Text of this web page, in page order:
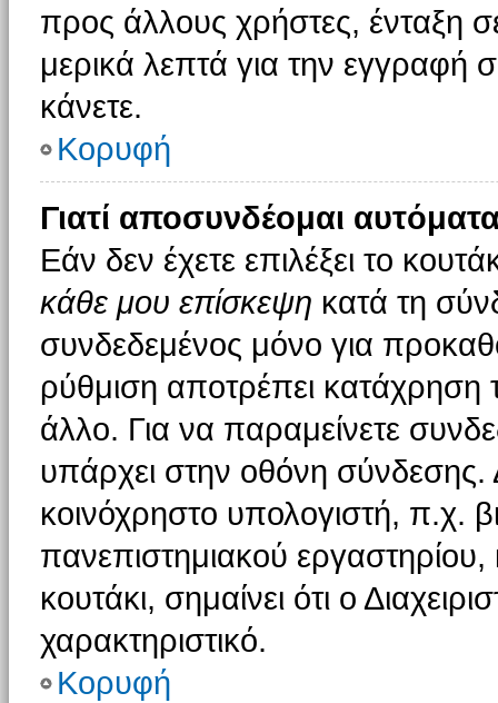
προς άλλους χρήστες, ένταξη
μερικά λεπτά για την
κάνετε.
Κορυφή
Γιατί αποσυνδέομαι
Εάν δεν έχετε επιλέξει το
κάθε μου επίσκεψη κατά τη
συνδεδεμένος μόνο για
ρύθμιση αποτρέπει
άλλο. Για να παραμείνετε
υπάρχει στην οθόνη σύνδεσης.
κοινόχρηστο υπολογιστή, π.χ.
πανεπιστημιακού
κουτάκι, σημαίνει ότι ο
χαρακτηριστικό.
Κορυφή